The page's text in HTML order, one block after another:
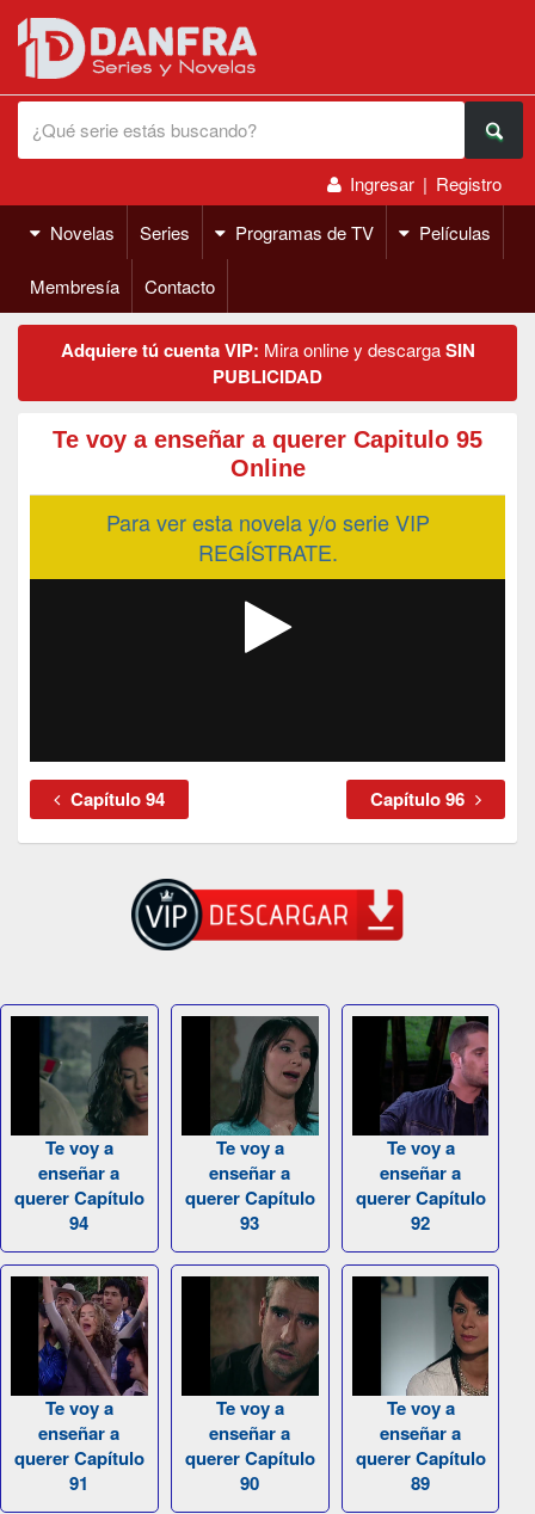
Ingresar | Registro
Novelas
Series Programas de TV Películas
Membresía Contacto
Adquiere tú cuenta VIP: Mira online y descargaSIN
PUBLICIDAD
Te voy a enseñar a querer Capitulo 95
Online
Para ver esta novela y/o serie VIP
REGÍSTRATE.
Capítulo 94 Capítulo 96
Te voy a
enseñar a
querer Capítulo
94
Te voy a
enseñar a
querer Capítulo
93
Te voy a
enseñar a
querer Capítulo
92
Te voy a
enseñar a
querer Capítulo
91
Te voy a
enseñar a
querer Capítulo
90
Te voy a
enseñar a
querer Capítulo
89